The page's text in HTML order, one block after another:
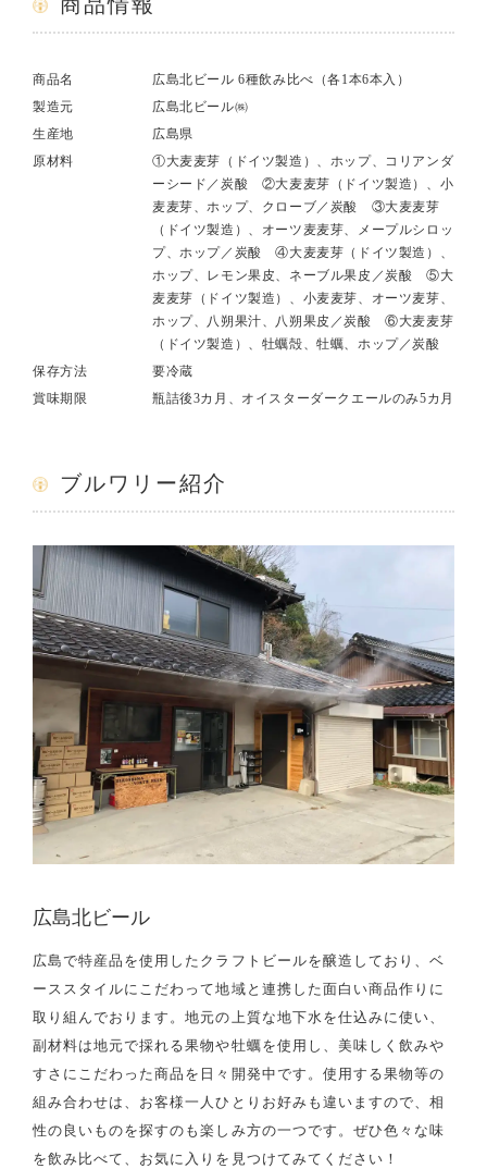
商品名
広島北ビール 6種飲み比べ（各1本6本入）
製造元
広島北ビール㈱
生産地
広島県
原材料
①大麦麦芽（ドイツ製造）、ホップ、コリアンダ
ーシード／炭酸 ②大麦麦芽（ドイツ製造）、小
麦麦芽、ホップ、クローブ／炭酸 ③大麦麦芽
（ドイツ製造）、オーツ麦麦芽、メープルシロッ
プ、ホップ／炭酸 ④大麦麦芽（ドイツ製造）、
ホップ、レモン果皮、ネーブル果皮／炭酸 ⑤大
麦麦芽（ドイツ製造）、小麦麦芽、オーツ麦芽、
ホップ、八朔果汁、八朔果皮／炭酸 ⑥大麦麦芽
（ドイツ製造）、牡蠣殻、牡蠣、ホップ／炭酸
保存方法
要冷蔵
賞味期限
瓶詰後3カ月、オイスターダークエールのみ5カ月
ブルワリー紹介
広島北ビール
広島で特産品を使用したクラフトビールを醸造しており、ベ
ーススタイルにこだわって地域と連携した面白い商品作りに
取り組んでおります。地元の上質な地下水を仕込みに使い、
副材料は地元で採れる果物や牡蠣を使用し、美味しく飲みや
すさにこだわった商品を日々開発中です。使用する果物等の
組み合わせは、お客様一人ひとりお好みも違いますので、相
性の良いものを探すのも楽しみ方の一つです。ぜひ色々な味
を飲み比べて、お気に入りを見つけてみてください！